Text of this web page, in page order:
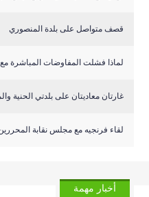
قصف متواصل على بلدة المنصوري
لماذا فشلت المفاوضات المباشرة
غارتان معاديتان على بلدتي الحنية
لقاء فرنجيه مع مجلس نقابة
أخبار مهمة